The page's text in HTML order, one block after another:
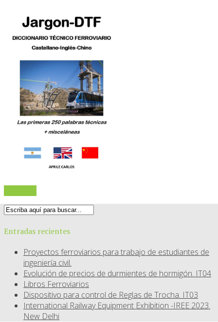
Entradas recientes
Proyectos ferroviarios para trabajo de estudiantes de
ingeniería civil.
Evolución de precios de durmientes de hormigón. IT04
Libros Ferroviarios
Dispositivo para control de Reglas de Trocha. IT03
International Railway Equipment Exhibition -IREE 2023.
New Delhi